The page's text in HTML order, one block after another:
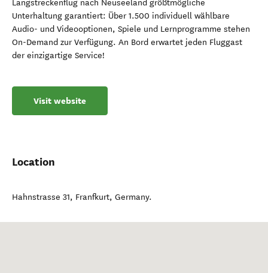
Langstreckenflug nach Neuseeland größtmögliche
Unterhaltung garantiert: Über 1.500 individuell wählbare
Audio- und Videooptionen, Spiele und Lernprogramme stehen
On-Demand zur Verfügung. An Bord erwartet jeden Fluggast
der einzigartige Service!
Visit website
Location
Hahnstrasse 31, Franfkurt, Germany.